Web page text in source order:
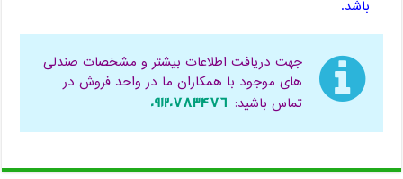
باشد.
جهت دریافت اطلاعات بیشتر و مشخصات صندلی
های موجود با همکاران ما در واحد فروش در
تماس باشید: ۰۹۱۲۰۷۸۳۴۷۶